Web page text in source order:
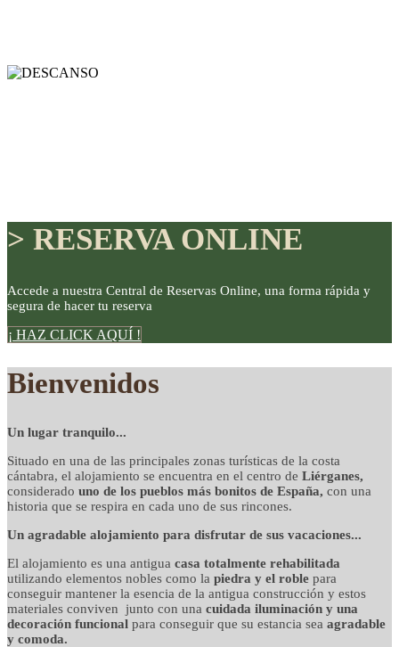
DISFRUTE
detalles cuidados con
mimo
> RESERVA ONLINE
Accede a nuestra Central de Reservas Online, una forma rápida y
segura de hacer tu reserva
¡ HAZ CLICK AQUÍ !
Bienvenidos
Un lugar tranquilo...
Situado en una de las principales zonas turísticas de la costa
cántabra, el alojamiento se encuentra en el centro de Liérganes,
considerado uno de los pueblos más bonitos de España, con una
historia que se respira en cada uno de sus rincones.
Un agradable alojamiento para disfrutar de sus vacaciones...
El alojamiento es una antigua casa totalmente rehabilitada
utilizando elementos nobles como la piedra y el roble para
conseguir mantener la esencia de la antigua construcción y estos
materiales conviven junto con una cuidada iluminación y una
decoración funcional para conseguir que su estancia sea agradable
y comoda.